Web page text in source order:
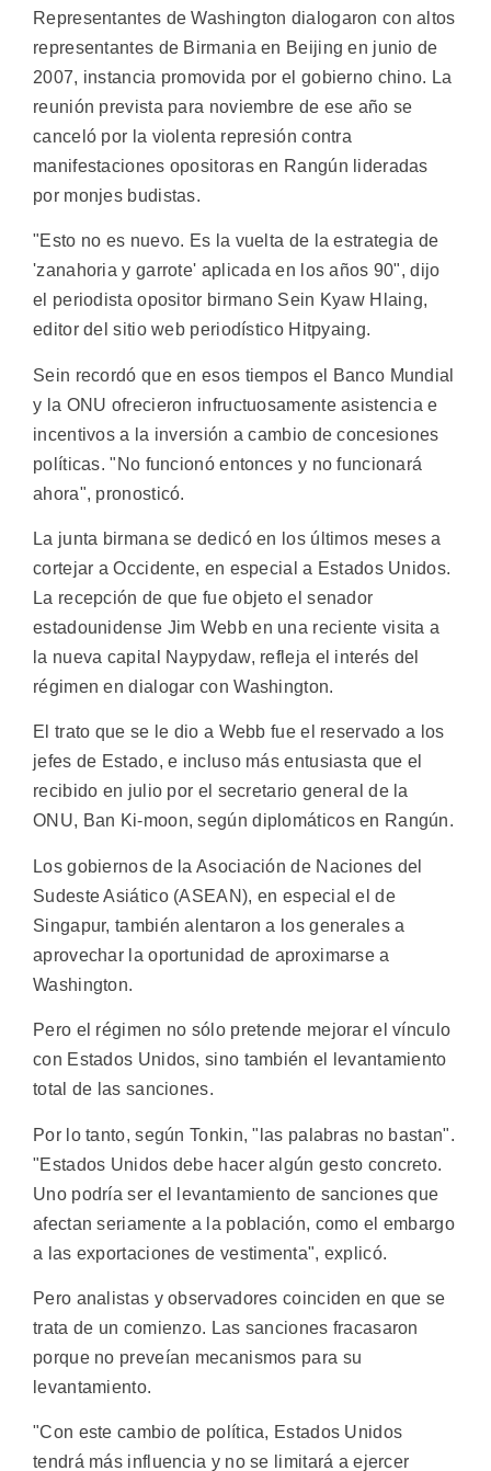
Representantes de Washington dialogaron con altos
representantes de Birmania en Beijing en junio de
2007, instancia promovida por el gobierno chino. La
reunión prevista para noviembre de ese año se
canceló por la violenta represión contra
manifestaciones opositoras en Rangún lideradas
por monjes budistas.
"Esto no es nuevo. Es la vuelta de la estrategia de
'zanahoria y garrote' aplicada en los años 90", dijo
el periodista opositor birmano Sein Kyaw Hlaing,
editor del sitio web periodístico Hitpyaing.
Sein recordó que en esos tiempos el Banco Mundial
y la ONU ofrecieron infructuosamente asistencia e
incentivos a la inversión a cambio de concesiones
políticas. "No funcionó entonces y no funcionará
ahora", pronosticó.
La junta birmana se dedicó en los últimos meses a
cortejar a Occidente, en especial a Estados Unidos.
La recepción de que fue objeto el senador
estadounidense Jim Webb en una reciente visita a
la nueva capital Naypydaw, refleja el interés del
régimen en dialogar con Washington.
El trato que se le dio a Webb fue el reservado a los
jefes de Estado, e incluso más entusiasta que el
recibido en julio por el secretario general de la
ONU, Ban Ki-moon, según diplomáticos en Rangún.
Los gobiernos de la Asociación de Naciones del
Sudeste Asiático (ASEAN), en especial el de
Singapur, también alentaron a los generales a
aprovechar la oportunidad de aproximarse a
Washington.
Pero el régimen no sólo pretende mejorar el vínculo
con Estados Unidos, sino también el levantamiento
total de las sanciones.
Por lo tanto, según Tonkin, "las palabras no bastan".
"Estados Unidos debe hacer algún gesto concreto.
Uno podría ser el levantamiento de sanciones que
afectan seriamente a la población, como el embargo
a las exportaciones de vestimenta", explicó.
Pero analistas y observadores coinciden en que se
trata de un comienzo. Las sanciones fracasaron
porque no preveían mecanismos para su
levantamiento.
"Con este cambio de política, Estados Unidos
tendrá más influencia y no se limitará a ejercer